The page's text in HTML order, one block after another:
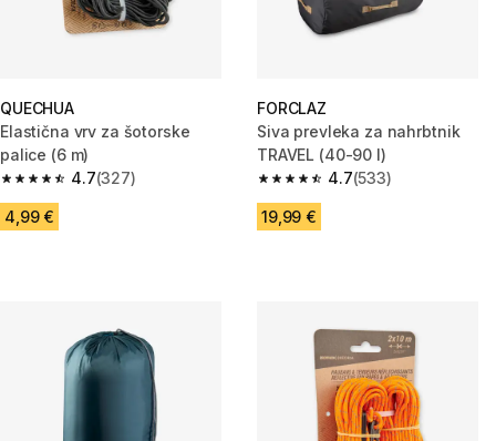
QUECHUA
Elastična vrv za šotorske
palice (6 m)
4.7
4.7 od 5 zvezdic from 327 ocene
(327)
4,99 €
FORCLAZ
Siva prevleka za nahrbtnik
TRAVEL (40-90 l)
4.7
4.7 od 5 zvezdic from 533
(533)
19,99 €